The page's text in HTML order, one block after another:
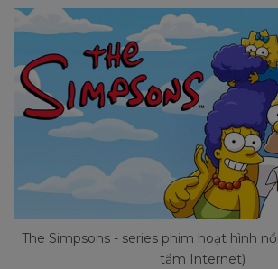
The Simpsons - series phim hoạt hình
tầm Internet)